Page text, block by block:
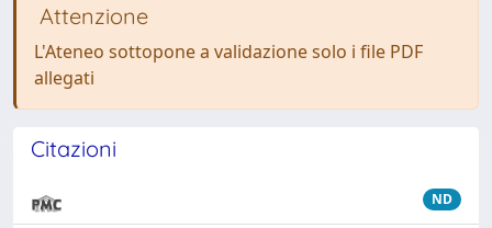
Attenzione
L'Ateneo sottopone a validazione solo i file PDF
allegati
Citazioni
ND